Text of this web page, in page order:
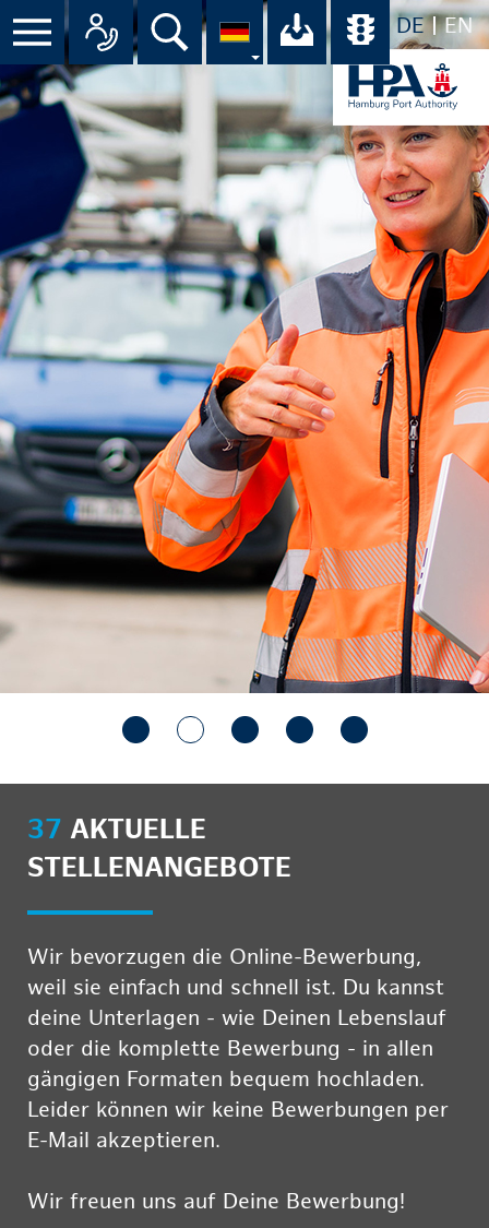
DE EN
Menü Alle Ansprechpartner im
Suche Ihr Download-
37 AKTUELLE
STELLENANGEBOTE
Wir bevorzugen die Online-Bewerbung,
weil sie einfach und schnell ist. Du kannst
deine Unterlagen - wie Deinen Lebenslauf
oder die komplette Bewerbung - in allen
gängigen Formaten bequem hochladen.
Leider können wir keine Bewerbungen per
E-Mail akzeptieren.
Wir freuen uns auf Deine Bewerbung!